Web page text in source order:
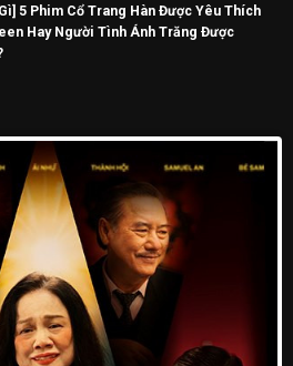
5 Phim Cổ Trang Hàn Được Yêu Thích
Hay Người Tình Ánh Trăng Được